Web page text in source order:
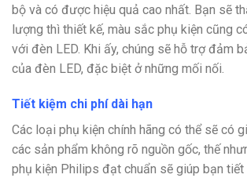
bộ và có được hiệu quả cao nhất. Bạn sẽ
lượng thì thiết kế, màu sắc phụ kiện cũng
với đèn LED. Khi ấy, chúng sẽ hỗ trợ đảm
của đèn LED, đặc biệt ở những mối nối.
Tiết kiệm chi phí dài hạn
Các loại phụ kiện chính hãng có thể sẽ có
các sản phẩm không rõ nguồn gốc, thế
phụ kiện Philips đạt chuẩn sẽ giúp bạn tiết